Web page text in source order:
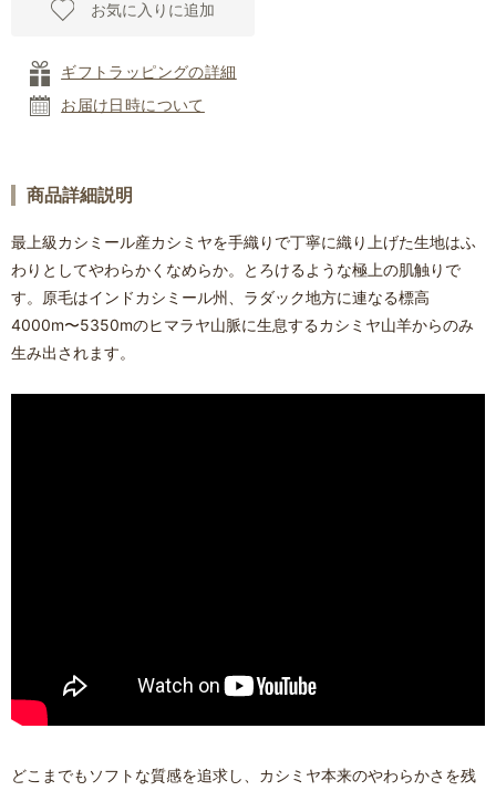
お気に入りに追加
ギフトラッピングの詳細
お届け日時について
商品詳細説明
最上級カシミール産カシミヤを手織りで丁寧に織り上げた生地はふ
わりとしてやわらかくなめらか。とろけるような極上の肌触りで
す。原毛はインドカシミール州、ラダック地方に連なる標高
4000m〜5350mのヒマラヤ山脈に生息するカシミヤ山羊からのみ
生み出されます。
どこまでもソフトな質感を追求し、カシミヤ本来のやわらかさを残